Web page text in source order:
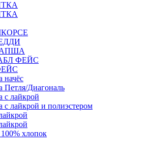
ФЕЙС
начёс
Петля/Диагональ
с лайкрой
с лайкрой и полиэстером
хлопок